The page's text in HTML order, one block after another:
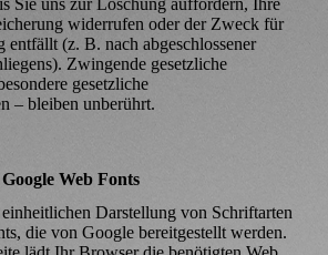
Sie uns zur Löschung auffordern, Ihre
widerrufen oder der Zweck für
entfällt (z. B. nach abgeschlossener
Zwingende gesetzliche
gesetzliche
– bleiben unberührt.
Web Fonts
Darstellung von Schriftarten
die von Google bereitgestellt werden.